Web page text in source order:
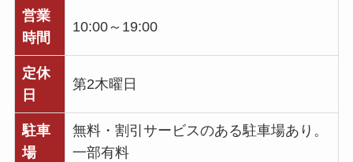
営業
時間
10:00～19:00
定休
日
第2木曜日
駐車
場
無料・割引サービスのある駐車場あり。
一部有料